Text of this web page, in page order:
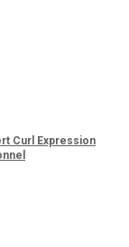
Curl Expression